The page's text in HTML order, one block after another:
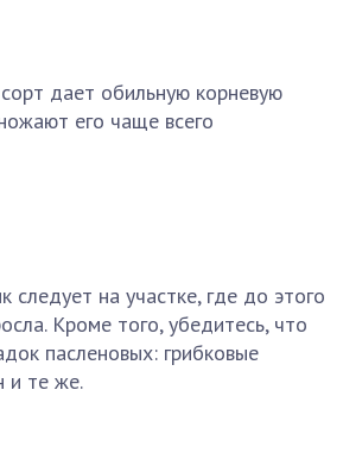
дает обильную корневую
его чаще всего
следует на участке, где до этого
Кроме того, убедитесь, что
пасленовых: грибковые
и те же.